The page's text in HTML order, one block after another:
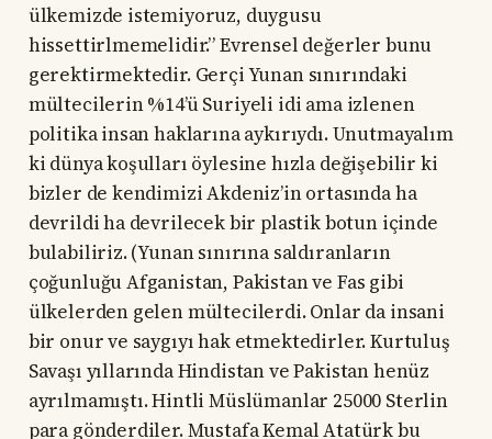
ülkemizde istemiyoruz, duygusu
hissettirlmemelidir.” Evrensel değerler bunu
gerektirmektedir. Gerçi Yunan sınırındaki
mültecilerin %14’ü Suriyeli idi ama izlenen
politika insan haklarına aykırıydı. Unutmayalım
ki dünya koşulları öylesine hızla değişebilir ki
bizler de kendimizi Akdeniz’in ortasında ha
devrildi ha devrilecek bir plastik botun içinde
bulabiliriz. (Yunan sınırına saldıranların
çoğunluğu Afganistan, Pakistan ve Fas gibi
ülkelerden gelen mültecilerdi. Onlar da insani
bir onur ve saygıyı hak etmektedirler. Kurtuluş
Savaşı yıllarında Hindistan ve Pakistan henüz
ayrılmamıştı. Hintli Müslümanlar 25000 Sterlin
para gönderdiler. Mustafa Kemal Atatürk bu